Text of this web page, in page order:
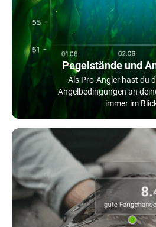
Pegelstände und
Als Pro-Angler hast du
Angelbedingungen an
immer im